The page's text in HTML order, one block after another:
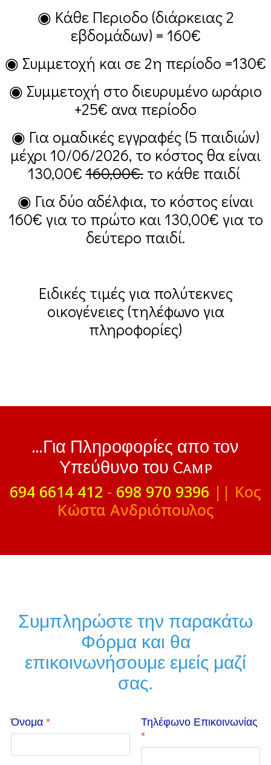
◉ Κάθε Περιοδο (διάρκειας 2
εβδομάδων) = 160€
◉ Συμμετοχή και σε 2η περίοδο =130€
◉ Συμμετοχή στο διευρυμένο ωράριο
+25€ ανα περίοδο
◉ Για ομαδικές εγγραφές (5 παιδιών)
μέχρι 10/06/2026, το κόστος θα είναι
130,00€160,00€.το κάθε παιδί
◉ Για δύο αδέλφια, το κόστος είναι
160€ για το πρώτο και 130,00€ για το
δεύτερο παιδί.
Ειδικές τιμές για πολύτεκνες
οικογένειες (τηλέφωνο για
πληροφορίες)
...Για Πληροφορίες απο τον
Υπεύθυνο του Camp
694 6614 412 - 698 970 9396 || Κος
Κώστα Ανδριόπουλος
Συμπληρώστε την παρακάτω
Φόρμα και θα
επικοινωνήσουμε εμείς μαζί
σας.
Όνομα *
Τηλέφωνο Επικοινωνίας
*